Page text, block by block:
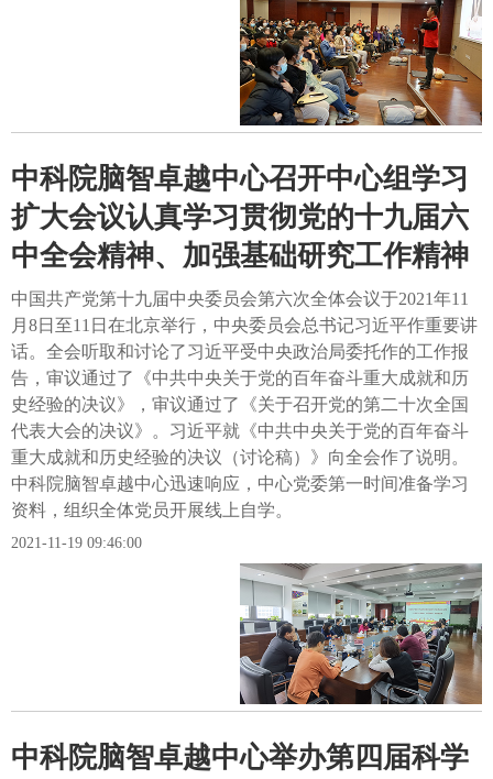
中科院脑智卓越中心召开中心组学习
扩大会议认真学习贯彻党的十九届六
中全会精神、加强基础研究工作精神
中国共产党第十九届中央委员会第六次全体会议于2021年11
月8日至11日在北京举行，中央委员会总书记习近平作重要讲
话。全会听取和讨论了习近平受中央政治局委托作的工作报
告，审议通过了《中共中央关于党的百年奋斗重大成就和历
史经验的决议》，审议通过了《关于召开党的第二十次全国
代表大会的决议》。习近平就《中共中央关于党的百年奋斗
重大成就和历史经验的决议（讨论稿）》向全会作了说明。
中科院脑智卓越中心迅速响应，中心党委第一时间准备学习
资料，组织全体党员开展线上自学。
2021-11-19 09:46:00
中科院脑智卓越中心举办第四届科学